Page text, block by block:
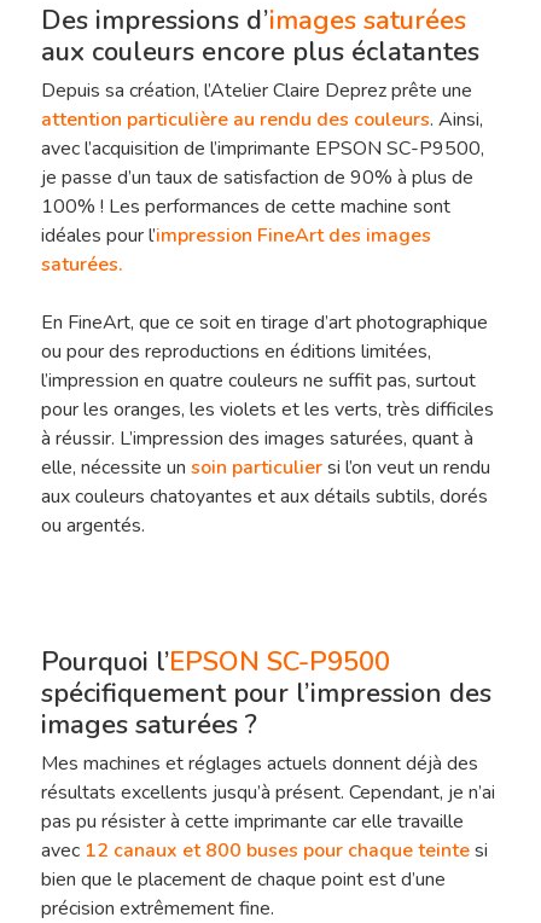
Hit enter to search or ESC to close
Des impressions d’images saturées
aux couleurs encore plus éclatantes
Depuis sa création, l’Atelier Claire Deprez prête une
attention particulière au rendu des couleurs. Ainsi,
avec l’acquisition de l’imprimante EPSON SC-P9500,
je passe d’un taux de satisfaction de 90% à plus de
100% ! Les performances de cette machine sont
idéales pour l’impression FineArt des images
saturées.
En FineArt, que ce soit en tirage d’art photographique
ou pour des reproductions en éditions limitées,
l’impression en quatre couleurs ne suffit pas, surtout
pour les oranges, les violets et les verts, très difficiles
à réussir. L’impression des images saturées, quant à
elle, nécessite un soin particuliersi l’on veut un rendu
aux couleurs chatoyantes et aux détails subtils, dorés
ou argentés.
Pourquoi l’EPSON SC-P9500
spécifiquement pour l’impression des
images saturées ?
Mes machines et réglages actuels donnent déjà des
résultats excellents jusqu’à présent. Cependant, je n’ai
pas pu résister à cette imprimante car elle travaille
avec 12 canaux et 800 buses pour chaque teintesi
bien que le placement de chaque point est d’une
précision extrêmement fine.